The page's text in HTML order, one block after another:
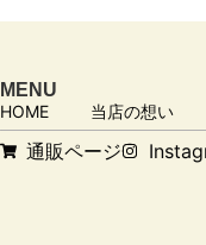
MENU
HOME
当店の想い
通販ページ